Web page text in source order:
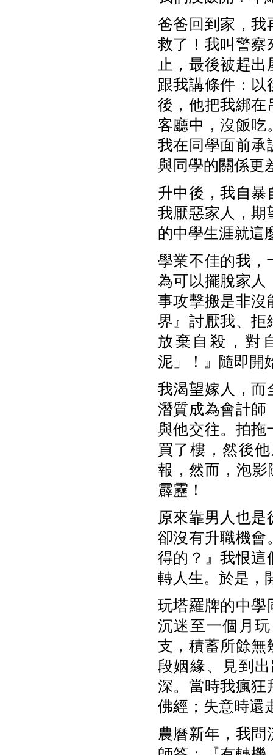
爸爸回到家，我
救了！我叫警察
止，最後被趕
跟我講條件：以
後，他把我綁在
客廳中，沒飯吃
我在同學面前承
與同學的關係更
升中後，我自暴
我厭惡家人，期
的中學生涯就這
學業不佳的我，
為可以擺脫家人
事攻擊搬是非沒
界』討厭我、拒
放棄自殺，對
泥」！』隨即開
我渴望嫁人，而
潛質成為會計師
與他交往。拍拖
買了樓，然後
報，然而，泡
霹靂！
原來靠男人也
卻沒有升職機會
得的？』我恨這
轉人生。於是，
玩塔羅牌的中學
沉迷至一個月
支，積蓄所餘無
段姻緣、見到
深。當時我瘋狂
佛經；失意時還
農曆新年，我